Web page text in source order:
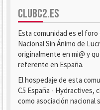
CLUBC2.ES
Esta comunidad es el
Nacional Sin Ánimo de
originalmente en mi@ y
referente en España.
El hospedaje de esta
C5 España - Hydractives,
como asociación nacional